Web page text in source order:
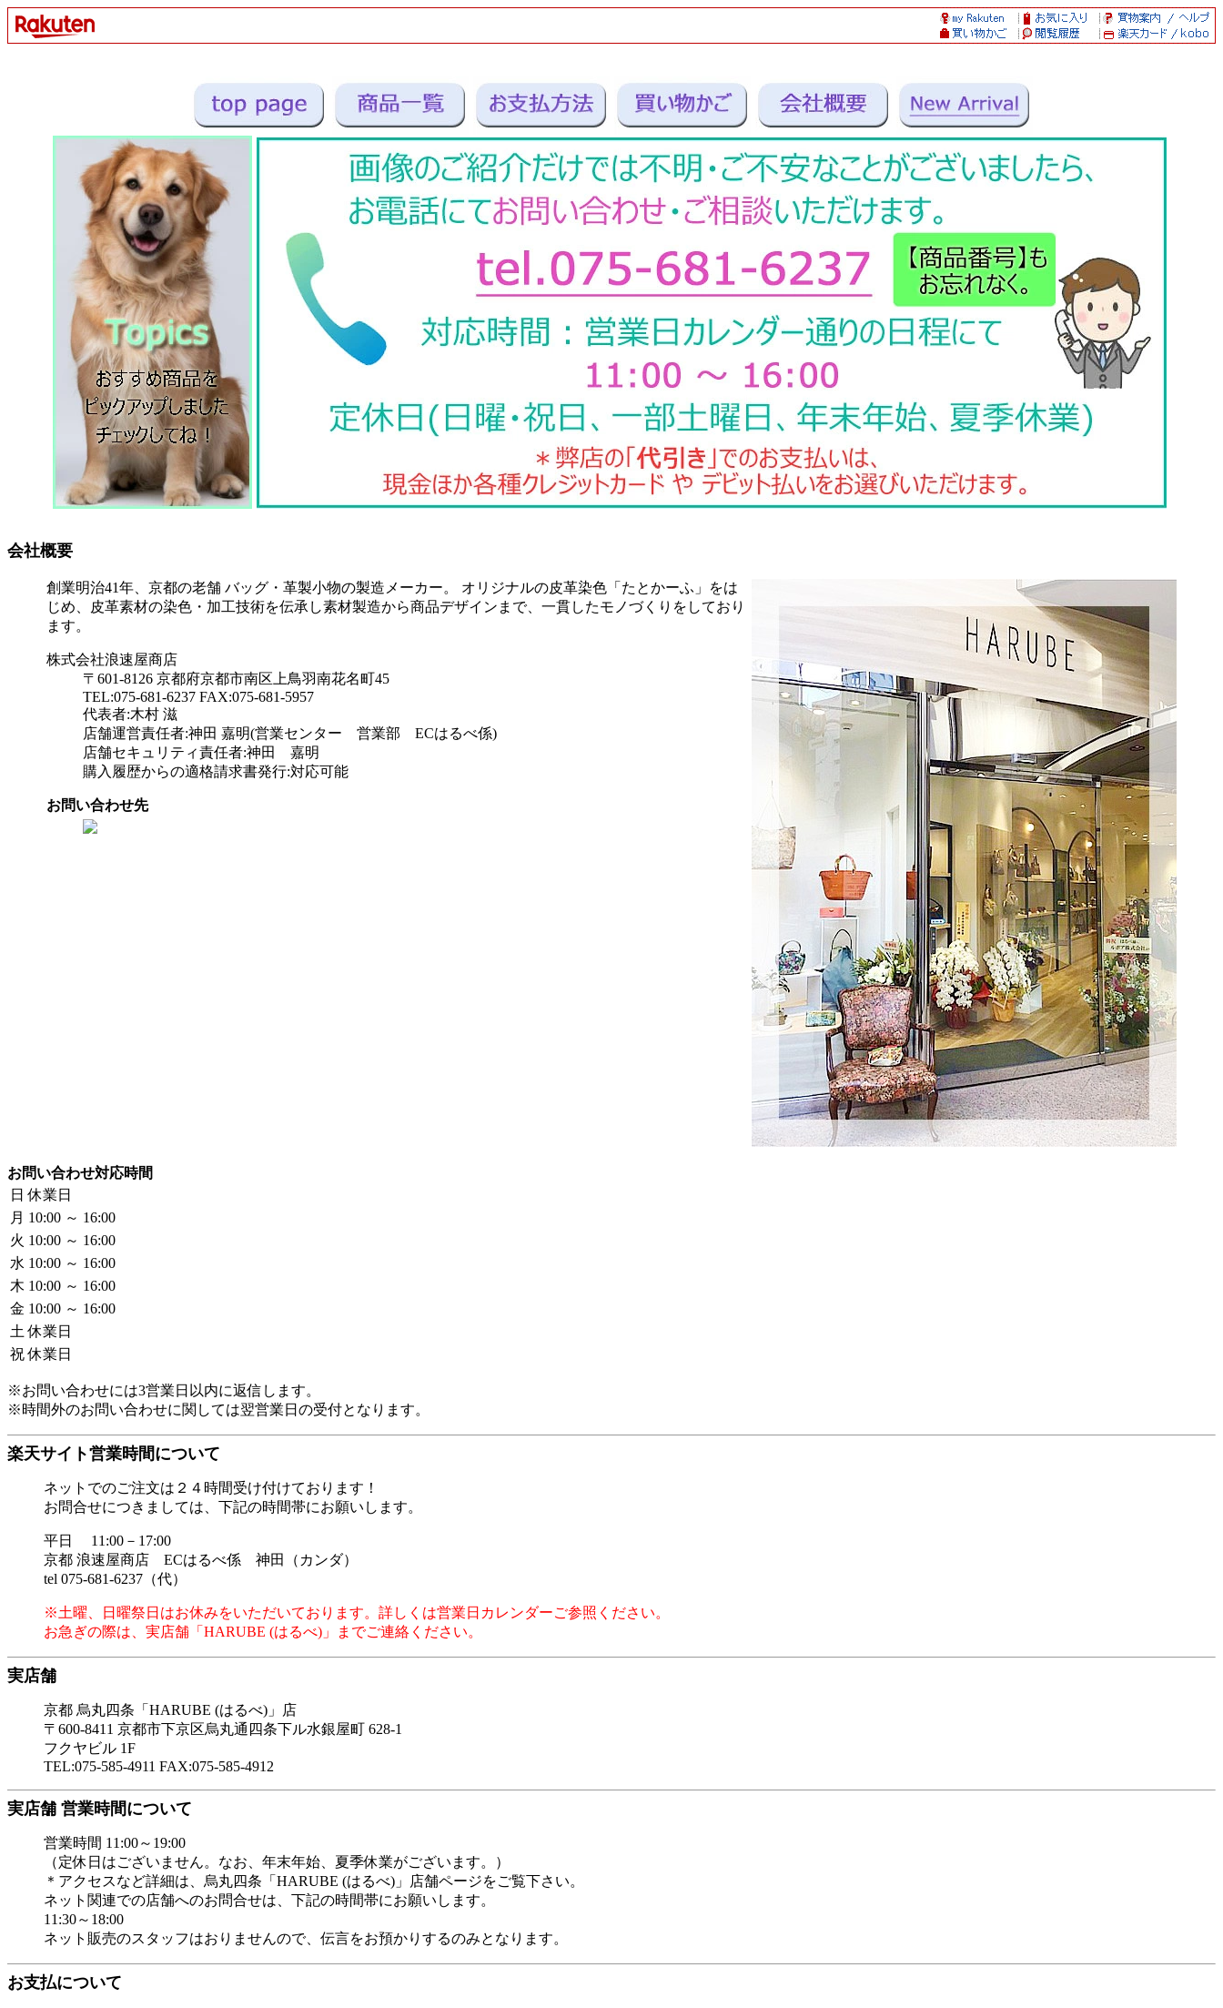
会社概要
創業明治41年、京都の老舗 バッグ・革製小物の製造メーカー。 オリジナルの皮革染色「たとかーふ」をは
じめ、皮革素材の染色・加工技術を伝承し素材製造から商品デザインまで、一貫したモノづくりをしており
ます。
株式会社浪速屋商店
〒601-8126 京都府京都市南区上鳥羽南花名町45
TEL:075-681-6237 FAX:075-681-5957
代表者:木村 滋
店舗運営責任者:神田 嘉明(営業センター 営業部 ECはるべ係)
店舗セキュリティ責任者:神田 嘉明
購入履歴からの適格請求書発行:対応可能
お問い合わせ先
お問い合わせ対応時間
日 休業日
月 10:00 ～ 16:00
火 10:00 ～ 16:00
水 10:00 ～ 16:00
木 10:00 ～ 16:00
金 10:00 ～ 16:00
土 休業日
祝 休業日
※お問い合わせには3営業日以内に返信します。
※時間外のお問い合わせに関しては翌営業日の受付となります。
楽天サイト営業時間について
ネットでのご注文は２４時間受け付けております！
お問合せにつきましては、下記の時間帯にお願いします。
平日 11:00－17:00
京都 浪速屋商店 ECはるべ係 神田（カンダ）
tel 075-681-6237（代）
※土曜、日曜祭日はお休みをいただいております。詳しくは営業日カレンダーご参照ください。
お急ぎの際は、実店舗「HARUBE (はるべ)」までご連絡ください。
実店舗
京都 烏丸四条「HARUBE (はるべ)」店
〒600-8411 京都市下京区烏丸通四条下ル水銀屋町 628-1
フクヤビル 1F
TEL:075-585-4911 FAX:075-585-4912
実店舗 営業時間について
営業時間 11:00～19:00
（定休日はございません。なお、年末年始、夏季休業がございます。）
＊アクセスなど詳細は、烏丸四条「HARUBE (はるべ)」店舗ページをご覧下さい。
ネット関連での店舗へのお問合せは、下記の時間帯にお願いします。
11:30～18:00
ネット販売のスタッフはおりませんので、伝言をお預かりするのみとなります。
お支払について